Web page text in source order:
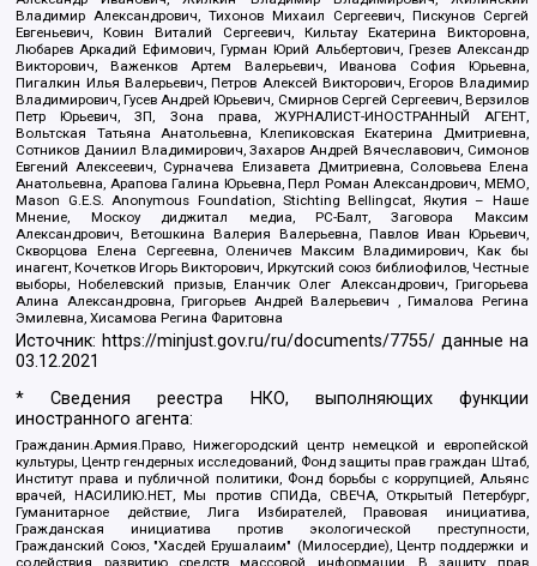
Владимир Александрович, Тихонов Михаил Сергеевич, Пискунов Сергей
Евгеньевич, Ковин Виталий Сергеевич, Кильтау Екатерина Викторовна,
Любарев Аркадий Ефимович, Гурман Юрий Альбертович, Грезев Александр
Викторович, Важенков Артем Валерьевич, Иванова София Юрьевна,
Пигалкин Илья Валерьевич, Петров Алексей Викторович, Егоров Владимир
Владимирович, Гусев Андрей Юрьевич, Смирнов Сергей Сергеевич, Верзилов
Петр Юрьевич, ЗП, Зона права, ЖУРНАЛИСТ-ИНОСТРАННЫЙ АГЕНТ,
Вольтская Татьяна Анатольевна, Клепиковская Екатерина Дмитриевна,
Сотников Даниил Владимирович, Захаров Андрей Вячеславович, Симонов
Евгений Алексеевич, Сурначева Елизавета Дмитриевна, Соловьева Елена
Анатольевна, Арапова Галина Юрьевна, Перл Роман Александрович, МЕМО,
Mason G.E.S. Anonymous Foundation, Stichting Bellingcat, Якутия – Наше
Мнение, Москоу диджитал медиа, РС-Балт, Заговора Максим
Александрович, Ветошкина Валерия Валерьевна, Павлов Иван Юрьевич,
Скворцова Елена Сергеевна, Оленичев Максим Владимирович, Как бы
инагент, Кочетков Игорь Викторович, Иркутский союз библиофилов, Честные
выборы, Нобелевский призыв, Еланчик Олег Александрович, Григорьева
Алина Александровна, Григорьев Андрей Валерьевич , Гималова Регина
Эмилевна, Хисамова Регина Фаритовна
Источник: https://minjust.gov.ru/ru/documents/7755/ данные на
03.12.2021
* Сведения реестра НКО, выполняющих функции
иностранного агента:
Гражданин.Армия.Право, Нижегородский центр немецкой и европейской
культуры, Центр гендерных исследований, Фонд защиты прав граждан Штаб,
Институт права и публичной политики, Фонд борьбы с коррупцией, Альянс
врачей, НАСИЛИЮ.НЕТ, Мы против СПИДа, СВЕЧА, Открытый Петербург,
Гуманитарное действие, Лига Избирателей, Правовая инициатива,
Гражданская инициатива против экологической преступности,
Гражданский Союз, "Хасдей Ерушалаим" (Милосердие), Центр поддержки и